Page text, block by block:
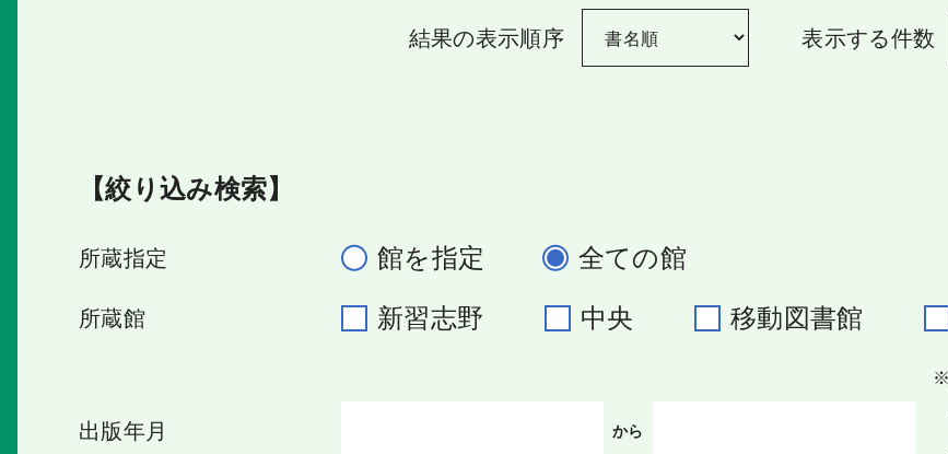
結果の表示順序 表示する件数
【絞り込み検索】
所蔵指定 館を指定 全ての館
所蔵館 新習志野 中央 移動図書館
出版年月 から